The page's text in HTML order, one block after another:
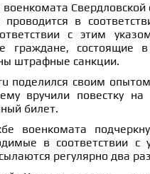
военкомата
проводится в
с этим
граждане, состоящие
штрафные санкции.
поделился своим
вручили повестку
билет.
военкомата
в соответствии с
регулярно два